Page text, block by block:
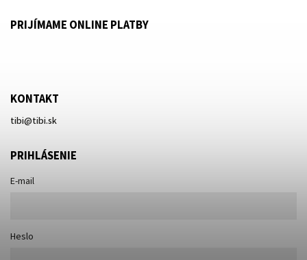
PRIJÍMAME ONLINE PLATBY
KONTAKT
tibi@tibi.sk
PRIHLÁSENIE
E-mail
Heslo